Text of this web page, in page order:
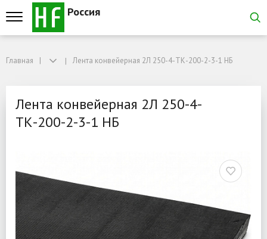
Россия
Лента конвейерная 2Л 250-4-ТК-200-2-3-1 НБ
Главная Лента конвейерная 2Л 250-4-ТК-200-2-3-1 НБ
Лента конвейерная 2Л 250-4-
ТК-200-2-3-1 НБ